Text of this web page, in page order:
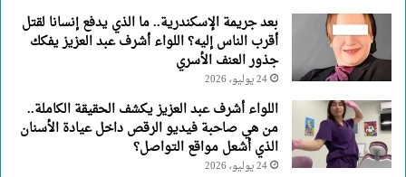
جذور
العنف
الأسري
بعد جريمة الإسكندرية.. ما الذي يدفع إنسانا لقتل
أقرب الناس إليه؟ اللواء أشرف عبد العزيز يفكك
جذور العنف الأسري
24 يوليو، 2026
اللواء أشرف عبد العزيز يكشف الحقيقة الكاملة..
من هي صاحبة فيديو الرقص داخل عيادة الأسنان
الذي أشعل مواقع التواصل؟
24 يوليو، 2026